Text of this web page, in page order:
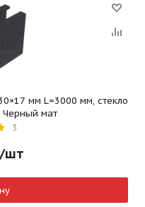
мм L=3000 мм, стекло
мат
3
/шт